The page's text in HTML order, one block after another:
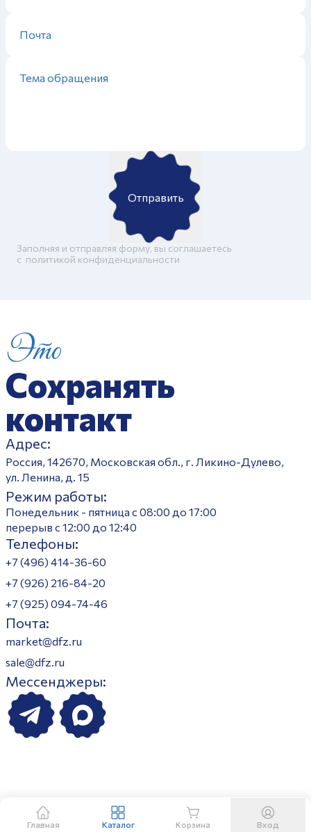
Отправить
Заполняя и отправляя форму, вы соглашаетесь
c политикой конфиденциальности
Это
Сохранять
контакт
Адрес:
Россия, 142670, Московская обл., г. Ликино-Дулево,
ул. Ленина, д. 15
Режим работы:
Понедельник - пятница с 08:00 до 17:00
перерыв с 12:00 до 12:40
Телефоны:
+7 (496) 414-36-60
+7 (926) 216-84-20
+7 (925) 094-74-46
Почта:
market@dfz.ru
sale@dfz.ru
Мессенджеры:
Главная Каталог Корзина Вход